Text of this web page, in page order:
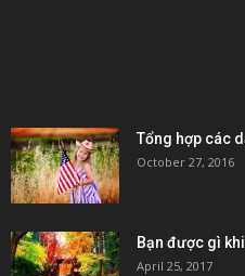
Tổng hợp các
October 27, 2016
Bạn được gì
April 25, 2017